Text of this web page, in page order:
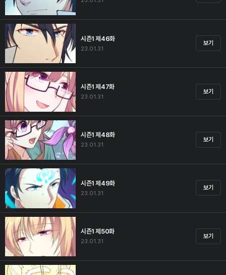
시즌1 제46화
23.01.31
보기
시즌1 제47화
23.01.31
보기
시즌1 제48화
23.01.31
보기
시즌1 제49화
23.01.31
보기
시즌1 제50화
23.01.31
보기